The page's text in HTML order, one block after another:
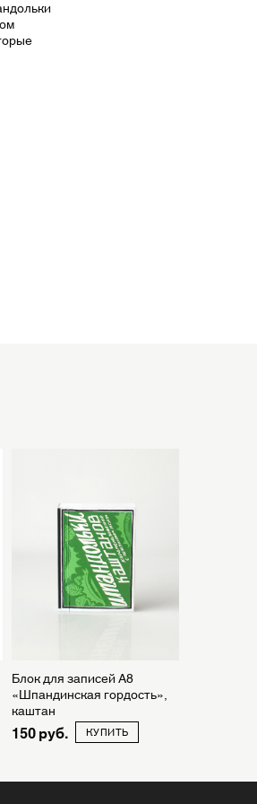
Блок для записей А8
«Шпандинская гордость»,
каштан
150 КУПИТЬ